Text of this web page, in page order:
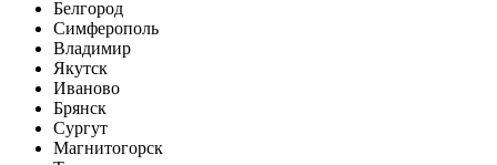
Белгород
Симферополь
Владимир
Якутск
Иваново
Брянск
Сургут
Магнитогорск